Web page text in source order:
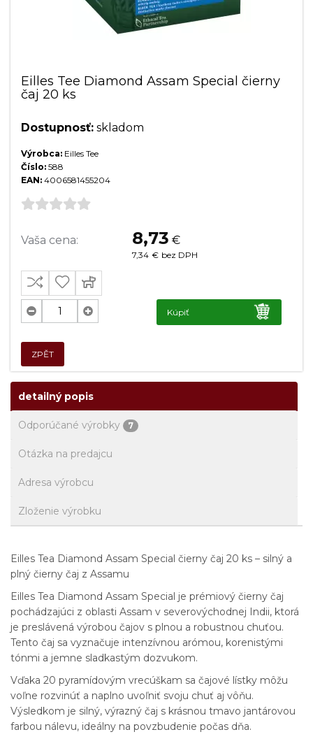
Eilles Tee Diamond Assam Special čierny
čaj 20 ks
Dostupnosť: skladom
Výrobca: Eilles Tee
Číslo: 588
EAN: 4006581455204
Vaša cena: 8,73 €
7,34 € bez DPH
Kúpiť
ZPĚT
detailný popis
Odporúčané výrobky 7
Otázka na predajcu
Adresa výrobcu
Zloženie výrobku
Eilles Tea Diamond Assam Special čierny čaj 20 ks – silný a
plný čierny čaj z Assamu
Eilles Tea Diamond Assam Special je prémiový čierny čaj
pochádzajúci z oblasti Assam v severovýchodnej Indii, ktorá
je preslávená výrobou čajov s plnou a robustnou chuťou.
Tento čaj sa vyznačuje intenzívnou arómou, korenistými
tónmi a jemne sladkastým dozvukom.
Vďaka 20 pyramídovým vrecúškam sa čajové lístky môžu
voľne rozvinúť a naplno uvoľniť svoju chuť aj vôňu.
Výsledkom je silný, výrazný čaj s krásnou tmavo jantárovou
farbou nálevu, ideálny na povzbudenie počas dňa.